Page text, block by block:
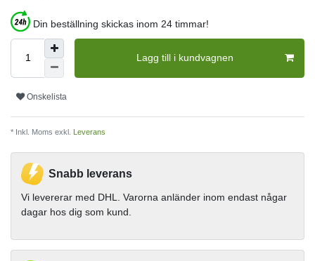
Din beställning skickas inom 24 timmar!
Lagg till i kundvagnen
Onskelista
* Inkl. Moms exkl. Leverans
Snabb leverans
Vi levererar med DHL. Varorna anländer inom endast någar
dagar hos dig som kund.